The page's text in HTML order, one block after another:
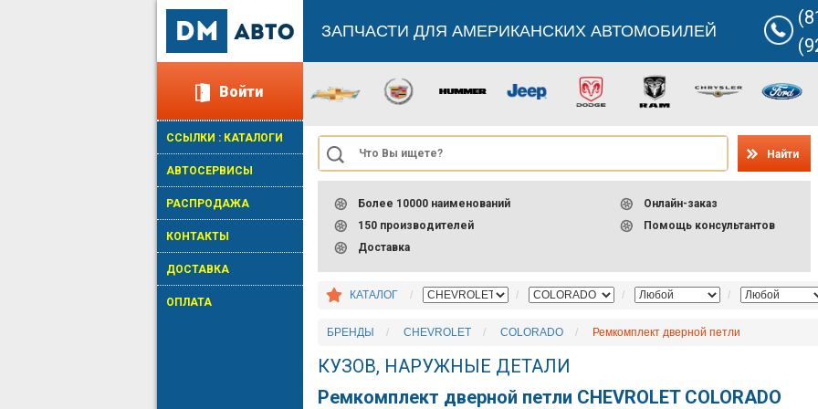
Войти
ССЫЛКИ : КАТАЛОГИ
АВТОСЕРВИСЫ
РАСПРОДАЖА
КОНТАКТЫ
ДОСТАВКА
ОПЛАТА
ЗАПЧАСТИ ДЛЯ АМЕРИКАНСКИХ АВТОМОБИЛЕЙ
Найти
Более 10000 наименований
150 производителей
Доставка
Онлайн-заказ
Помощь консультантов
КАТАЛОГ
БРЕНДЫ CHEVROLET COLORADO Ремкомплект дверной петли
КУЗОВ, НАРУЖНЫЕ ДЕТАЛИ
Ремкомплект дверной петли CHEVROLET COLORADO